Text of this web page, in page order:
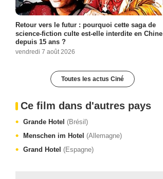
Retour vers le futur : pourquoi cette saga de
science-fiction culte est-elle interdite en Chine
depuis 15 ans ?
vendredi 7 août 2026
Toutes les actus Ciné
Ce film dans d'autres pays
Grande Hotel (Brésil)
Menschen im Hotel (Allemagne)
Grand Hotel (Espagne)